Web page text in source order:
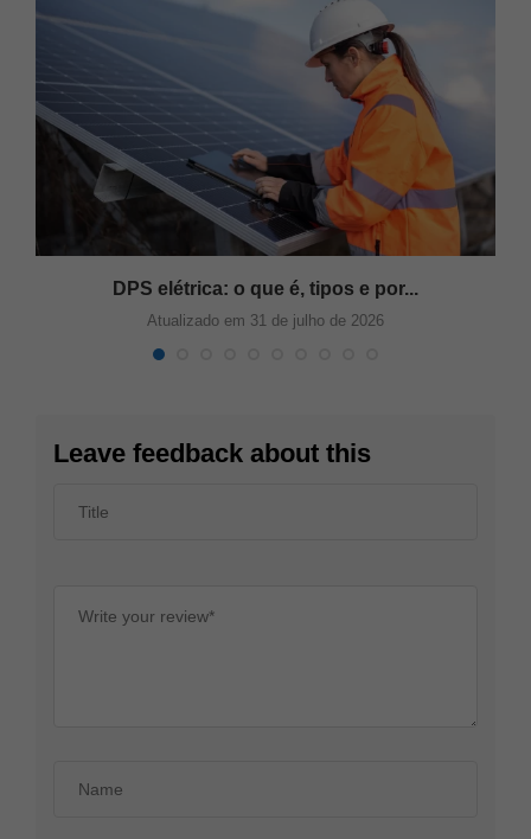
DPS elétrica: o que é, tipos e por...
Atualizado em 31 de julho de 2026
Leave feedback about this